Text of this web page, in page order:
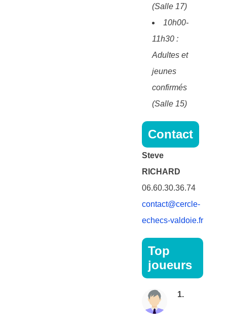
(Salle 17)
10h00-
11h30 :
Adultes et
jeunes
confirmés
(Salle 15)
Contact
Steve
RICHARD
06.60.30.36.74
contact@cercle-
echecs-valdoie.fr
Top
joueurs
1.